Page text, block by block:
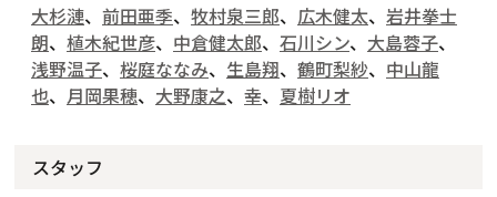
大杉漣、 前田亜季、 牧村泉三郎、 広木健太、 岩井拳士
朗、 植木紀世彦、 中倉健太郎、 石川シン、 大島蓉子、
浅野温子、 桜庭ななみ、 生島翔、 鶴町梨紗、 中山龍
也、 月岡果穂、 大野康之、 幸、 夏樹リオ
スタッフ